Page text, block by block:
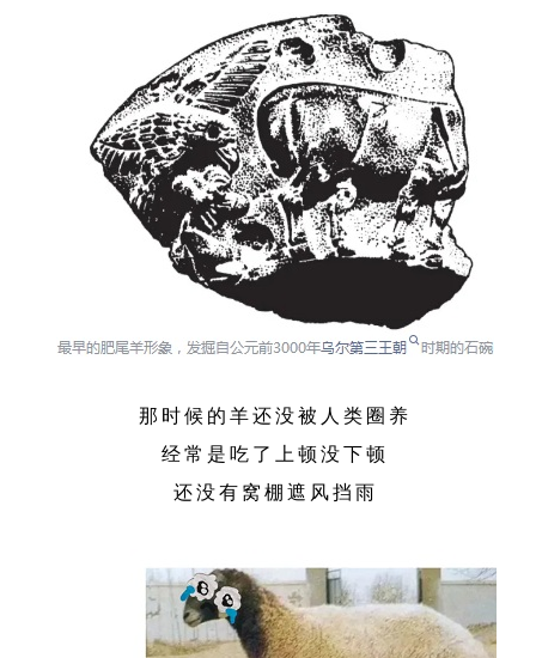
那时候的羊还没被人类圈养
经常是吃了上顿没下顿
还没有窝棚遮风挡雨